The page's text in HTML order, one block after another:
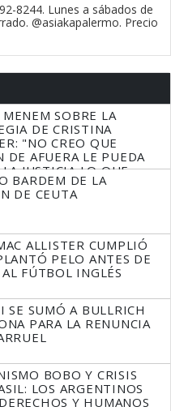
8244. Lunes a sábados de
@asiakapalermo. Precio
SOBRE LA
DE CRISTINA
"NO CREO QUE
DE AFUERA LE PUEDA
JUSTICIA LO QUE
HACER"
BARDEM DE LA
DE CEUTA
ALLISTER CUMPLIÓ
PELO ANTES DE
FÚTBOL INGLÉS
SE SUMÓ A BULLRICH
PARA LA RENUNCIA
BOBO Y CRISIS
LOS ARGENTINOS
Y HUMANOS